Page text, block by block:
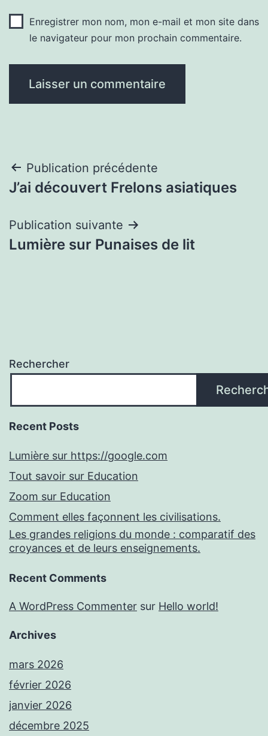
Enregistrer mon nom, mon e-mail et mon site dans
le navigateur pour mon prochain commentaire.
Navigation
de
l’article
Publication précédente
J’ai découvert Frelons asiatiques
Publication suivante
Lumière sur Punaises de lit
Rechercher
Recent Posts
Lumière sur https://google.com
Tout savoir sur Education
Zoom sur Education
Comment elles façonnent les civilisations.
Les grandes religions du monde : comparatif des
croyances et de leurs enseignements.
Recent Comments
A WordPress Commenter sur Hello world!
Archives
mars 2026
février 2026
janvier 2026
décembre 2025